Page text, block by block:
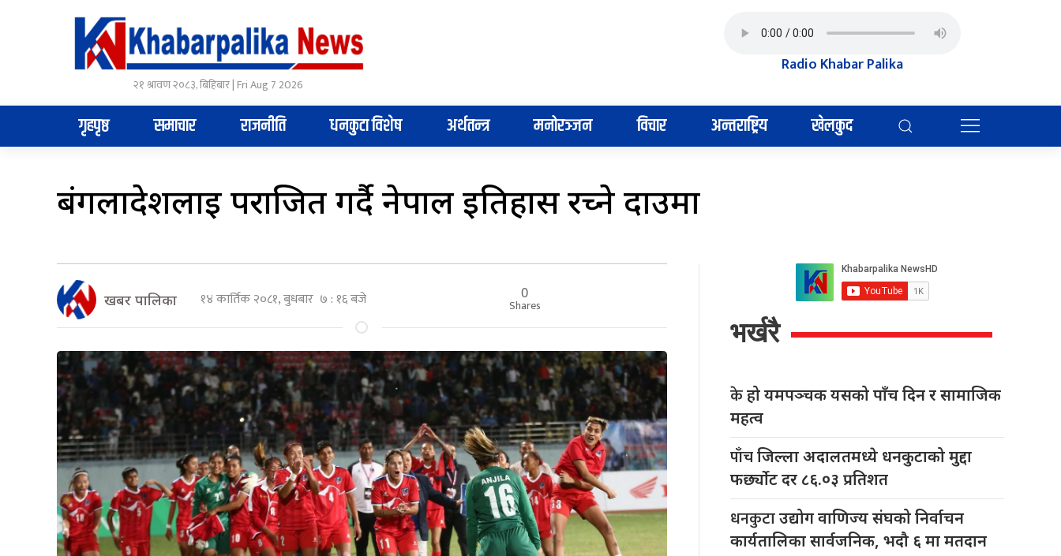
२१ श्रावण २०८३, बिहिबार | Fri Aug 7 2026
Radio Khabar Palika
गृहपृष्ठ समाचार राजनीति धनकुटा विशेष अर्थतन्त्र मनोरञ्जन विचार अन्तराष्ट्रिय खेलकुद
बंगलादेशलाई पराजित गर्दै नेपाल इतिहास रच्ने दाउमा
खबर पालिका १४ कार्तिक २०८१, बुधबार ७ : १६ बजे 0
Shares
भर्खरै
केहो यमपञ्चक यसको पाँच दिन र सामाजिक
महत्व
पाँचजिल्ला अदालतमध्ये धनकुटाको मुद्दा
फर्छ्योट दर ८६.०३ प्रतिशत
धनकुटाउद्योग वाणिज्य संघको निर्वाचन
कार्यतालिका सार्वजनिक, भदौ ६ मा मतदान